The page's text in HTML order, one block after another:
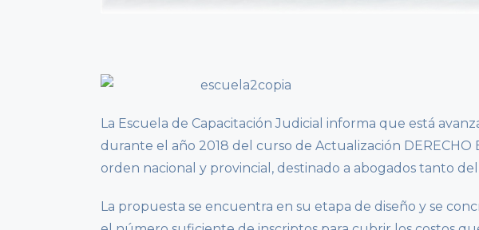
La Escuela de Capacitación Judicial informa que está
durante el año 2018 del curso de Actualización DERECHO
orden nacional y provincial, destinado a abogados tanto
La propuesta se encuentra en su etapa de diseño y se